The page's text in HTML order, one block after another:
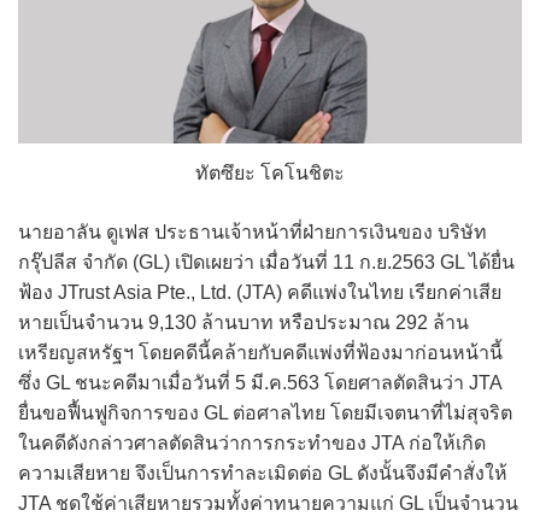
ทัตซึยะ โคโนชิตะ
นายอาลัน ดูเฟส ประธานเจ้าหน้าที่ฝ่ายการเงินของ บริษัท
กรุ๊ปลีส จำกัด (GL) เปิดเผยว่า เมื่อวันที่ 11 ก.ย.2563 GL ได้ยื่น
ฟ้อง JTrust Asia Pte., Ltd. (JTA) คดีแพ่งในไทย เรียกค่าเสีย
หายเป็นจำนวน 9,130 ล้านบาท หรือประมาณ 292 ล้าน
เหรียญสหรัฐฯ โดยคดีนี้คล้ายกับคดีแพ่งที่ฟ้องมาก่อนหน้านี้
ซึ่ง GL ชนะคดีมาเมื่อวันที่ 5 มี.ค.563 โดยศาลตัดสินว่า JTA
ยื่นขอฟื้นฟูกิจการของ GL ต่อศาลไทย โดยมีเจตนาที่ไม่สุจริต
ในคดีดังกล่าวศาลตัดสินว่าการกระทำของ JTA ก่อให้เกิด
ความเสียหาย จึงเป็นการทำละเมิดต่อ GL ดังนั้นจึงมีคำสั่งให้
JTA ชดใช้ค่าเสียหายรวมทั้งค่าทนายความแก่ GL เป็นจำนวน